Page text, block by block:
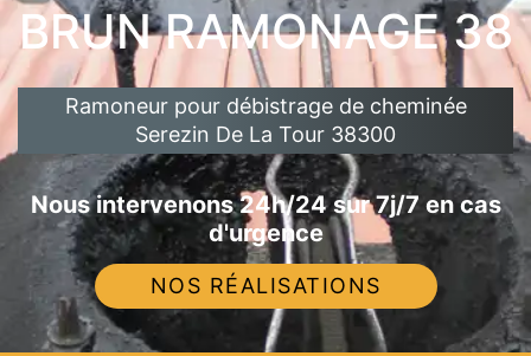
BRUN RAMONAGE 38
Ramoneur pour débistrage de cheminée
Serezin De La Tour 38300
Nous intervenons 24h/24 sur 7j/7 en cas
d'urgence
NOS RÉALISATIONS